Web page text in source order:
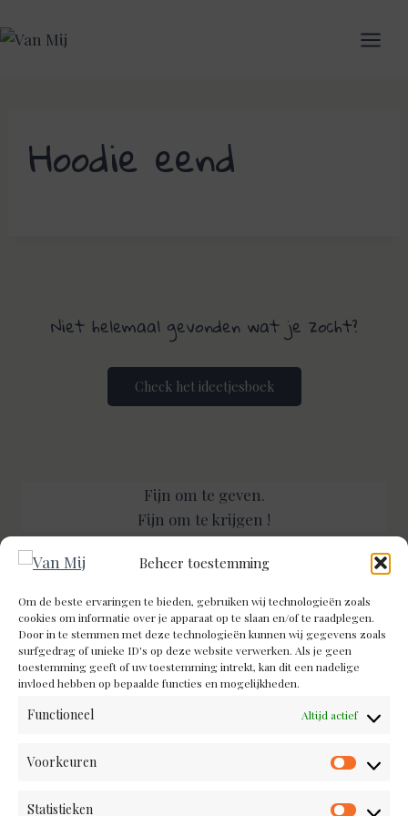
Beheer toestemming
Om de beste ervaringen te bieden, gebruiken wij technologieën zoals
cookies om informatie over je apparaat op te slaan en/of te raadplegen.
Door in te stemmen met deze technologieën kunnen wij gegevens zoals
surfgedrag of unieke ID's op deze website verwerken. Als je geen
toestemming geeft of uw toestemming intrekt, kan dit een nadelige
invloed hebben op bepaalde functies en mogelijkheden.
Functioneel Altijd actief
Voorkeuren
Statistieken
to
Hoodie eend
Niet helemaal gevonden wat je zocht?
Check het ideetjesboek
Fijn om te geven.
Fijn om te krijgen !
INFORMATIE
Cookiebeleid (EU)